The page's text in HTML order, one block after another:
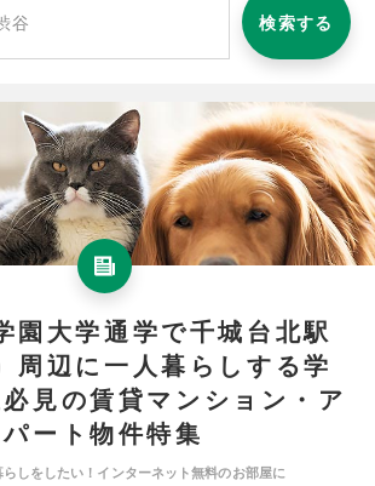
検索する
園大学通学で千城台北駅
周辺に一人暮らしする学
見の賃貸マンション・ア
パート物件特集
しをしたい！インターネット無料のお部屋に